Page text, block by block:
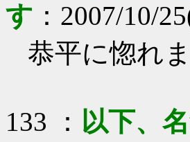
す ： 2007/10/
恭平に惚れ
133 ： 以下、